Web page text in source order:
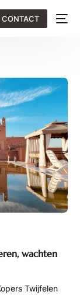
CONTACT
wachten
Twijfelen